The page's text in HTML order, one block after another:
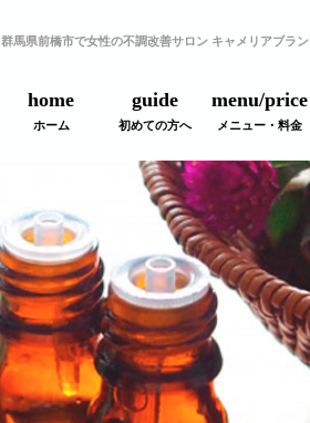
群馬県前橋市で女性の不調改善サロン キャメリアブラン
home
ホーム
guide
初めての方へ
menu/price
メニュー・料金